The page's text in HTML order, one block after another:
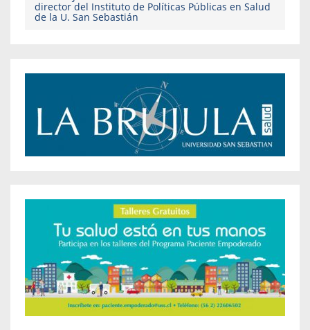
director del Instituto de Políticas Públicas en Salud
de la U. San Sebastián